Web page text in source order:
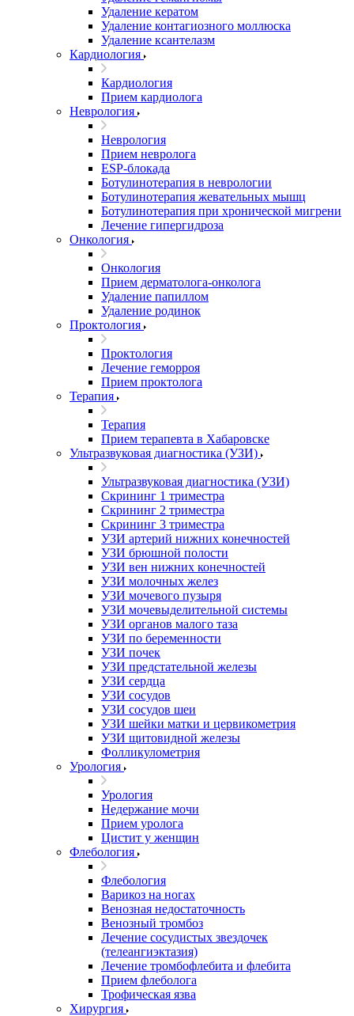
Удаление кератом
Удаление контагиозного моллюска
Удаление ксантелазм
Кардиология
Кардиология
Прием кардиолога
Неврология
Неврология
Прием невролога
ESP-блокада
Ботулинотерапия в неврологии
Ботулинотерапия жевательных мышц
Ботулинотерапия при хронической мигрени
Лечение гипергидроза
Онкология
Онкология
Прием дерматолога-онколога
Удаление папиллом
Удаление родинок
Проктология
Проктология
Лечение геморроя
Прием проктолога
Терапия
Терапия
Прием терапевта в Хабаровске
Ультразвуковая диагностика (УЗИ)
Ультразвуковая диагностика (УЗИ)
Скрининг 1 триместра
Скрининг 2 триместра
Скрининг 3 триместра
УЗИ артерий нижних конечностей
УЗИ брюшной полости
УЗИ вен нижних конечностей
УЗИ молочных желез
УЗИ мочевого пузыря
УЗИ мочевыделительной системы
УЗИ органов малого таза
УЗИ по беременности
УЗИ почек
УЗИ предстательной железы
УЗИ сердца
УЗИ сосудов
УЗИ сосудов шеи
УЗИ шейки матки и цервикометрия
УЗИ щитовидной железы
Фолликулометрия
Урология
Урология
Недержание мочи
Прием уролога
Цистит у женщин
Флебология
Флебология
Варикоз на ногах
Венозная недостаточность
Венозный тромбоз
Лечение сосудистых звездочек
(телеангиэктазия)
Лечение тромбофлебита и флебита
Прием флеболога
Трофическая язва
Хирургия